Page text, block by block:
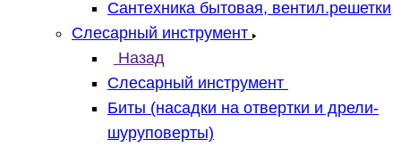
Сантехника бытовая, вентил.решетки
Слесарный инструмент
Назад
Слесарный инструмент
Биты (насадки на отвертки и дрели-
шуруповерты)